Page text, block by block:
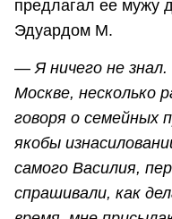
предлагал ее мужу
Эдуардом М.
— Я ничего не
Москве, несколько
говоря о семейных
якобы
самого Василия,
спрашивали, как